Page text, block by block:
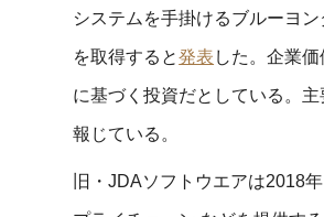
システムを手掛けるブルーヨ
を取得すると発表 した。企業
に基づく投資だとしている。
報じている。
旧・JDAソフトウエアは2018